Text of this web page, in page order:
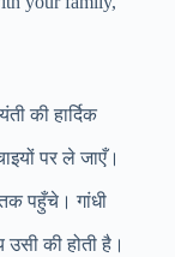
की हार्दिक
पर ले जाएँ।
पहुँचे। गांधी
की होती है।